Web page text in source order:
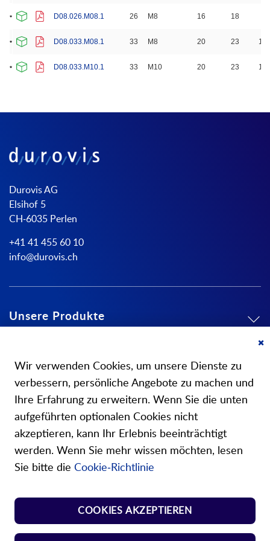
D08.026.M08.1 26 M8 16 18
D08.033.M08.1 33 M8 20 23
D08.033.M10.1 33 M10 20 23
Durovis AG
Elsihof 5
CH-6035 Perlen
+41 41 455 60 10
info@durovis.ch
Unsere Produkte
Über uns
Unsere Shops
Shop Norm Federn
Shop Kunst-Normteile
Wir verwenden Cookies, um unsere Dienste zu
verbessern, persönliche Angebote zu machen und
Ihre Erfahrung zu erweitern. Wenn Sie die unten
aufgeführten optionalen Cookies nicht
akzeptieren, kann Ihr Erlebnis beeinträchtigt
werden. Wenn Sie mehr wissen möchten, lesen
Sie bitte die Cookie-Richtlinie
COOKIES AKZEPTIEREN